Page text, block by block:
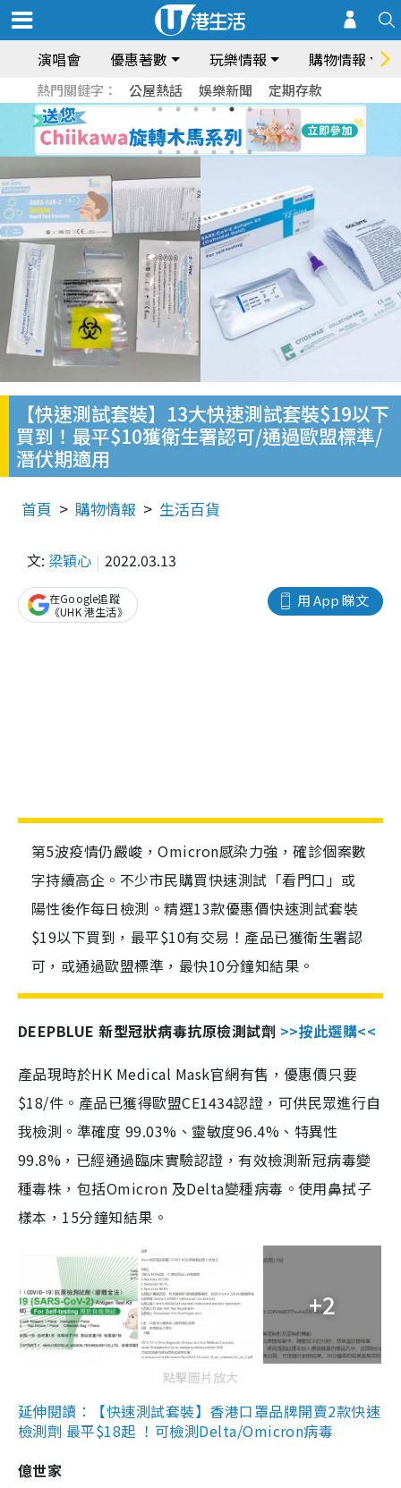
演唱會 優惠著數 玩樂情報 購物情報
熱門關鍵字： 公屋熱話 娛樂新聞 定期存款
【快速測試套裝】13大快速測試套裝$19以下
買到！最平$10獲衛生署認可/通過歐盟標準/
潛伏期適用
首頁 購物情報 生活百貨
文: 梁穎心 2022.03.13
用 App 睇文
在Google追蹤
《UHK 港生活》
第5波疫情仍嚴峻，Omicron感染力強，確診個案數
字持續高企。不少市民購買快速測試「看門口」或
陽性後作每日檢測。精選13款優惠價快速測試套裝
$19以下買到，最平$10有交易！產品已獲衛生署認
可，或通過歐盟標準，最快10分鐘知結果。
DEEPBLUE 新型冠狀病毒抗原檢測試劑 >>按此選購<<
產品現時於HK Medical Mask官網有售，優惠價只要
$18/件。產品已獲得歐盟CE1434認證，可供民眾進行自
我檢測。準確度 99.03%、靈敏度96.4%、特異性
99.8%，已經通過臨床實驗認證，有效檢測新冠病毒變
種毒株，包括Omicron 及Delta變種病毒。使用鼻拭子
樣本，15分鐘知結果。
+2
點擊圖片放大
延伸閱讀：【快速測試套裝】香港口罩品牌開賣2款快速
檢測劑 最平$18起 ！可檢測Delta/Omicron病毒
億世家